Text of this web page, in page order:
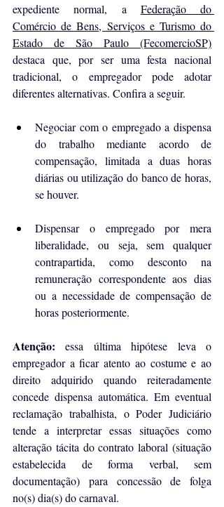
expediente normal, a Federação do
Comércio de Bens, Serviços e Turismo do
Estado de São Paulo (FecomercioSP)
destaca que, por ser uma festa nacional
tradicional, o empregador pode adotar
diferentes alternativas. Confira a seguir.
Negociar com o empregado a dispensa
do trabalho mediante acordo de
compensação, limitada a duas horas
diárias ou utilização do banco de horas,
se houver.
Dispensar o empregado por mera
liberalidade, ou seja, sem qualquer
contrapartida, como desconto na
remuneração correspondente aos dias
ou a necessidade de compensação de
horas posteriormente.
Atenção: essa última hipótese leva o
empregador a ficar atento ao costume e ao
direito adquirido quando reiteradamente
concede dispensa automática. Em eventual
reclamação trabalhista, o Poder Judiciário
tende a interpretar essas situações como
alteração tácita do contrato laboral (situação
estabelecida de forma verbal, sem
documentação) para concessão de folga
no(s) dia(s) do carnaval.